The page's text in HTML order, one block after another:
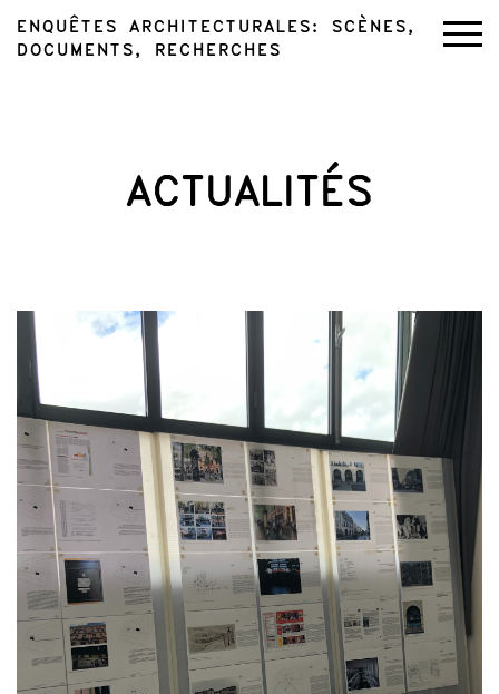
ENQUÊTES ARCHITECTURALES: SCÈNES,
DOCUMENTS, RECHERCHES
ACTUALITÉS